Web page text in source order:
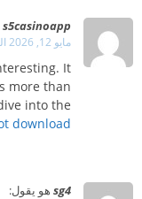
s5casinoapp
مايو 12, 2026 الساعة 11:18 م
It
more than
into the
download
sg4 هو يقول: